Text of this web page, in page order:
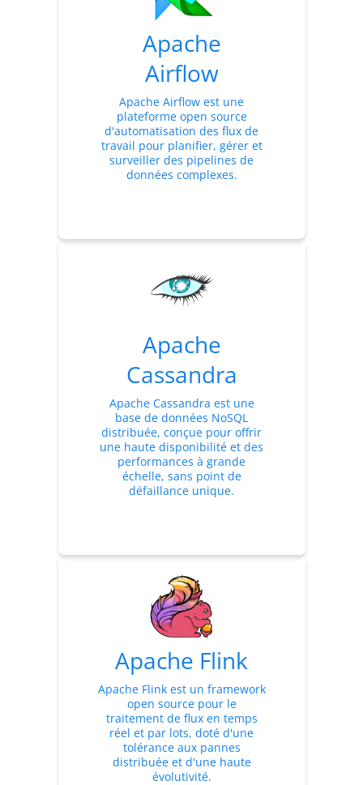
Apache
Airflow
Apache Airflow est une
plateforme open source
d'automatisation des flux de
travail pour planifier, gérer et
surveiller des pipelines de
données complexes.
Apache
Cassandra
Apache Cassandra est une
base de données NoSQL
distribuée, conçue pour offrir
une haute disponibilité et des
performances à grande
échelle, sans point de
défaillance unique.
Apache Flink
Apache Flink est un framework
open source pour le
traitement de flux en temps
réel et par lots, doté d'une
tolérance aux pannes
distribuée et d'une haute
évolutivité.